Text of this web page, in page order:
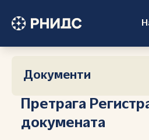
Документи
Претрага
докумената